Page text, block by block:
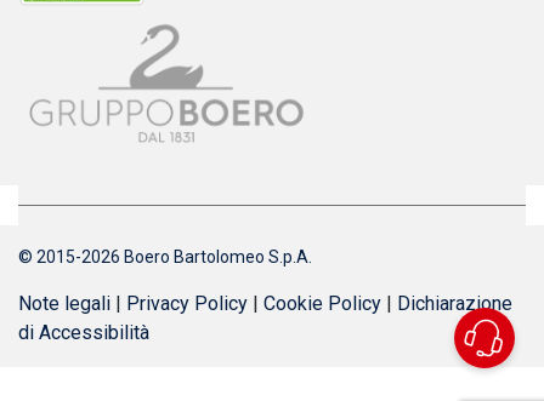
© 2015-2026 Boero Bartolomeo S.p.A.
Note legali | Privacy Policy | Cookie Policy | Dichiarazione
di Accessibilità